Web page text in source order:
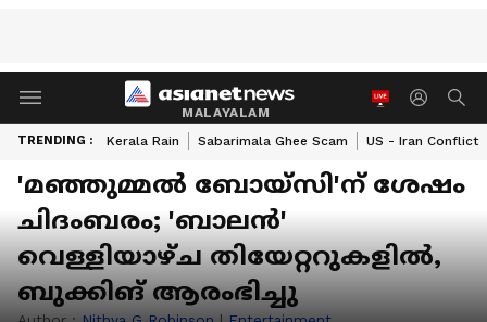
MALAYALAM
TRENDING : Kerala Rain Sabarimala Ghee Scam US - Iran Conflict
'മഞ്ഞുമ്മൽ ബോയ്‌സി'ന് ശേഷം
ചിദംബരം; 'ബാലൻ'
വെള്ളിയാഴ്‌ച തിയേറ്ററുകളിൽ,
ബുക്കിങ് ആരംഭിച്ചു